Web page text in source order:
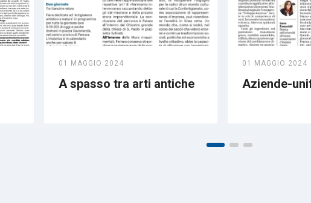
01 MAGGIO 2024
A spasso tra arti antiche
01 MAGGIO 2024
Aziende-